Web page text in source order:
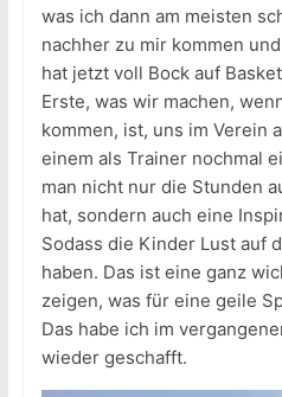
was ich dann am meisten
nachher zu mir kommen
hat jetzt voll Bock auf
Erste, was wir machen,
kommen, ist, uns im Verein
einem als Trainer nochmal
man nicht nur die Stunden
hat, sondern auch eine
Sodass die Kinder Lust auf
haben. Das ist eine ganz
zeigen, was für eine geile
Das habe ich im
wieder geschafft.